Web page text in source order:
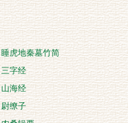
睡虎地秦墓竹简
三字经
山海经
尉缭子